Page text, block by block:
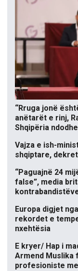
“Rruga jonë
anëtarët e rinj,
Shqipëria
Vajza e ish-
shqiptare,
“Paguajnë 24
false”, media
Europa digjet
rekordet e
nxehtësia
E kryer/ Hap i
Armend Muslika
profesioniste